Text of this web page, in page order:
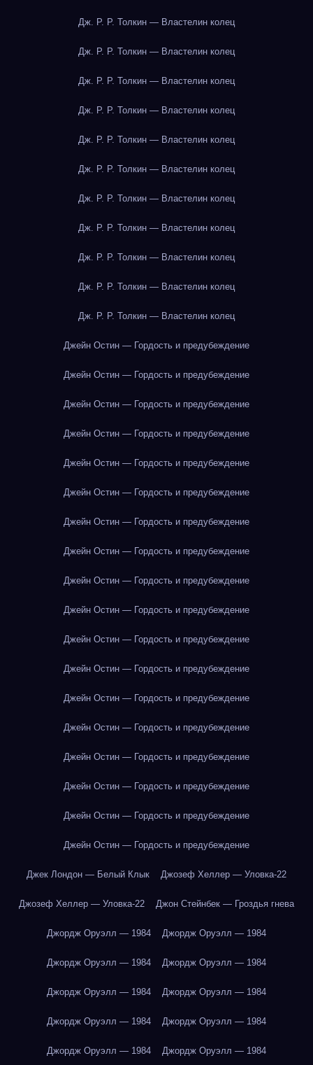
Дж. Р. Р. Толкин — Властелин колец
Дж. Р. Р. Толкин — Властелин колец
Дж. Р. Р. Толкин — Властелин колец
Дж. Р. Р. Толкин — Властелин колец
Дж. Р. Р. Толкин — Властелин колец
Дж. Р. Р. Толкин — Властелин колец
Дж. Р. Р. Толкин — Властелин колец
Дж. Р. Р. Толкин — Властелин колец
Дж. Р. Р. Толкин — Властелин колец
Дж. Р. Р. Толкин — Властелин колец
Дж. Р. Р. Толкин — Властелин колец
Джейн Остин — Гордость и предубеждение
Джейн Остин — Гордость и предубеждение
Джейн Остин — Гордость и предубеждение
Джейн Остин — Гордость и предубеждение
Джейн Остин — Гордость и предубеждение
Джейн Остин — Гордость и предубеждение
Джейн Остин — Гордость и предубеждение
Джейн Остин — Гордость и предубеждение
Джейн Остин — Гордость и предубеждение
Джейн Остин — Гордость и предубеждение
Джейн Остин — Гордость и предубеждение
Джейн Остин — Гордость и предубеждение
Джейн Остин — Гордость и предубеждение
Джейн Остин — Гордость и предубеждение
Джейн Остин — Гордость и предубеждение
Джейн Остин — Гордость и предубеждение
Джейн Остин — Гордость и предубеждение
Джейн Остин — Гордость и предубеждение
Джек Лондон — Белый Клык Джозеф Хеллер — Уловка-22
Джозеф Хеллер — Уловка-22 Джон Стейнбек — Гроздья гнева
Джордж Оруэлл — 1984 Джордж Оруэлл — 1984
Джордж Оруэлл — 1984 Джордж Оруэлл — 1984
Джордж Оруэлл — 1984 Джордж Оруэлл — 1984
Джордж Оруэлл — 1984 Джордж Оруэлл — 1984
Джордж Оруэлл — 1984 Джордж Оруэлл — 1984